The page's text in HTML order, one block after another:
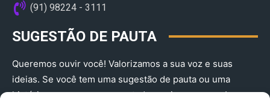
(91) 98224 - 3111
SUGESTÃO DE PAUTA
Queremos ouvir você! Valorizamos a sua voz e suas
ideias. Se você tem uma sugestão de pauta ou uma
história que merece ser contada, envie-nos agora!